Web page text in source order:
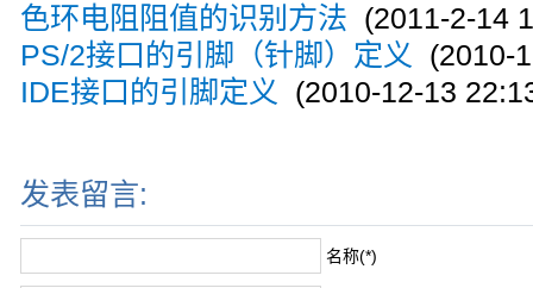
色环电阻阻值的识别方法 (2011-2-14
PS/2接口的引脚（针脚）定义
(2010-
IDE接口的引脚定义
(2010-12-13
发表留言:
名称(*)